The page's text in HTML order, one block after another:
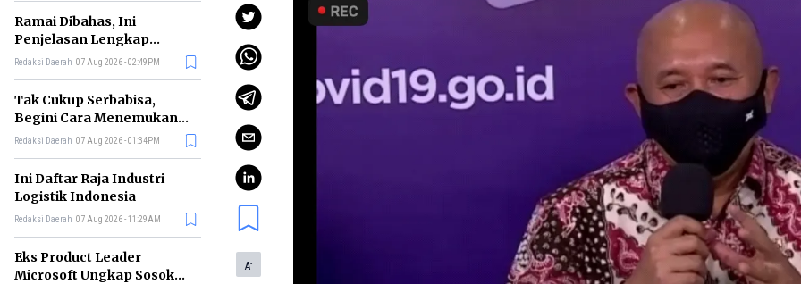
Ramai Dibahas, Ini
Penjelasan Lengkap
tentang Konsep Kabinet
Redaksi Daerah 07 Aug 2026 - 02:49PM
Tak Cukup Serbabisa,
Begini Cara Menemukan
'Spike' agar CV Dilirik HR
Redaksi Daerah 07 Aug 2026 - 01:34PM
Ini Daftar Raja Industri
Logistik Indonesia
Redaksi Daerah 07 Aug 2026 - 11:29AM
Eks Product Leader
Microsoft Ungkap Sosok
A-